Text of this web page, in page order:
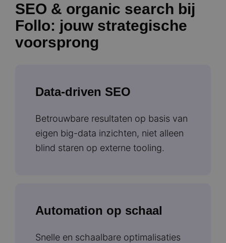
SEO & organic search bij
Follo: jouw strategische
voorsprong
Data-driven SEO
Betrouwbare resultaten op basis van
eigen big-data inzichten, niet alleen
blind staren op externe tooling.
Automation op schaal
Snelle en schaalbare optimalisaties